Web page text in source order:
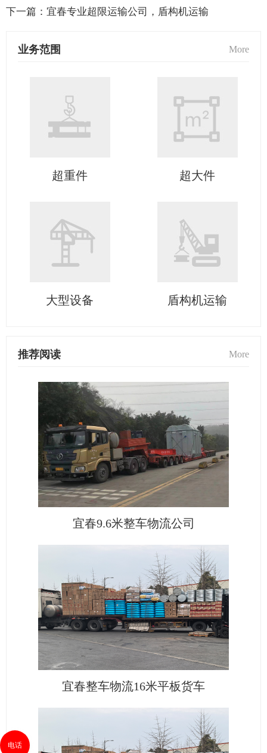
下一篇： 宜春专业超限运输公司，盾构机运输
业务范围 More
超重件 超大件
大型设备 盾构机运输
推荐阅读 More
宜春9.6米整车物流公司
宜春整车物流16米平板货车
电话